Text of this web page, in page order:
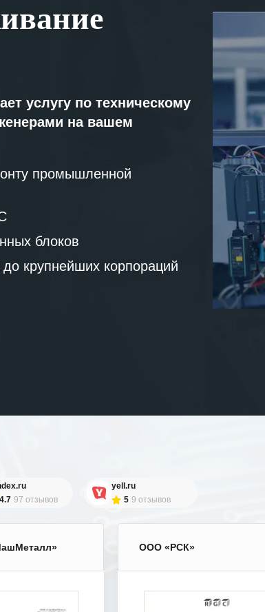
услугу по техническому
на вашем
промышленной
блоков
крупнейших корпораций
4.7 97 отзывов
yell.ru
5 9 отзывов
ООО «РСК»